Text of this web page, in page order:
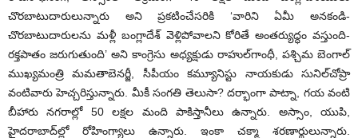
చొరబాటుదారులున్నారు అని ప్రకటించేసరికి ‘వారిని ఏమీ అనకండి-
చొరబాటుదారులను మళ్లీ బంగ్లాదేశ్ వెళ్లిపోవాలని కోరితే అంతర్యుద్ధం వస్తుంది-
రక్తపాతం జరుగుతుంది’ అని కాంగ్రెసు అధ్యక్షుడు రాహుల్‌గాంధీ, పశ్చిమ బెంగాల్
ముఖ్యమంత్రి మమతాబెనర్జీ, సీపీయం కమ్యూనిస్టు నాయకుడు సునిల్‌చోప్రా
వంటివారు హెచ్చరిస్తున్నారు. మీకీ సంగతి తెలుసా? దర్భాంగా పాట్నా, గయ వంటి
బీహారు నగరాల్లో 50 లక్షల మంది పాకిస్తానీలు ఉన్నారు. అస్సాం, యుపి,
హైదరాబాద్‌ల్లో రోహింగ్యాలు ఉన్నారు. ఇంకా చక్మా శరణార్థులున్నారు.